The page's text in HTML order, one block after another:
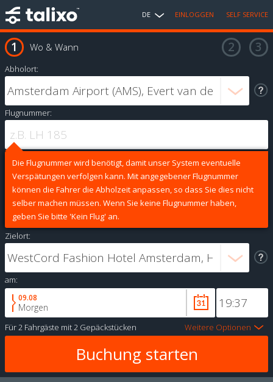
DE EINLOGGEN SELF SERVICE
Wo & Wann
Abholort:
Flugnummer:
Die Flugnummer wird benötigt, damit unser System eventuelle
Verspätungen verfolgen kann. Mit angegebener Flugnummer
können die Fahrer die Abholzeit anpassen, so dass Sie dies nicht
selber machen müssen. Wenn Sie keine Flugnummer haben,
geben Sie bitte 'Kein Flug' an.
Zielort:
am:
09.08
Morgen
Für2 Fahrgäste mit2 Gepäckstücken Weitere Optionen